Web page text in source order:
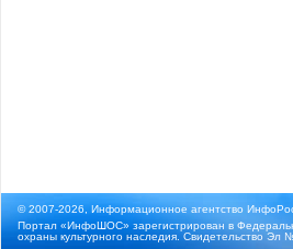
© 2007-2026, Информационное агентство
Портал «ИнфоШОС» зарегистрирован в
охраны культурного наследия. Свидетельство Эл